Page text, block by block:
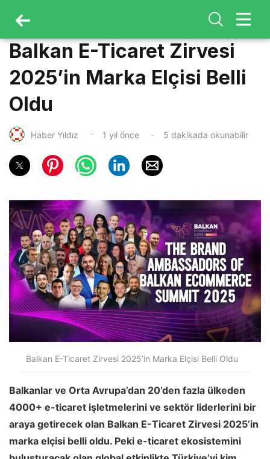
Balkan E-Ticaret Zirvesi
2025’in Marka Elçisi Belli
Oldu
Haber Yıldız 1 yıl önce 5 dakikada okunabilir
Balkan E-Ticaret Zirvesi 2025’in Marka Elçisi Belli Oldu
Balkanlar ve Orta Avrupa’dan 20’den fazla ülkeden
4000+ e-ticaret işletmelerini ve sektör liderlerini bir
araya getirecek olan Balkan E-Ticaret Zirvesi 2025’in
marka elçisi belli oldu. Peki e-ticaret ekosistemini